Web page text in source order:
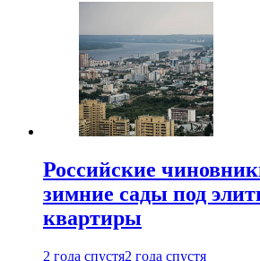
Российские
зимние сады под
квартиры
2 года спустя2 года спустя